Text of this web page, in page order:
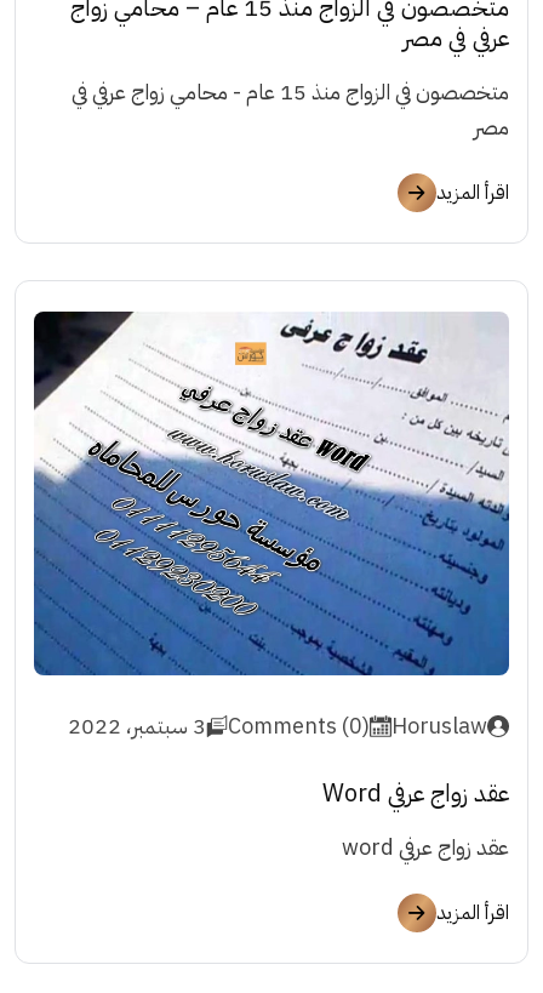
متخصصون في الزواج منذ 15 عام – محامي زواج
عرفي في مصر
متخصصون في الزواج منذ 15 عام - محامي زواج عرفي في
مصر
اقرأ المزيد
Horuslaw
Comments (0) 3 سبتمبر، 2022
عقد زواج عرفي Word
عقد زواج عرفي word
اقرأ المزيد